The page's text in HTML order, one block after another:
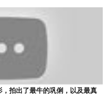
，拍出了最牛的巩俐，以及最真